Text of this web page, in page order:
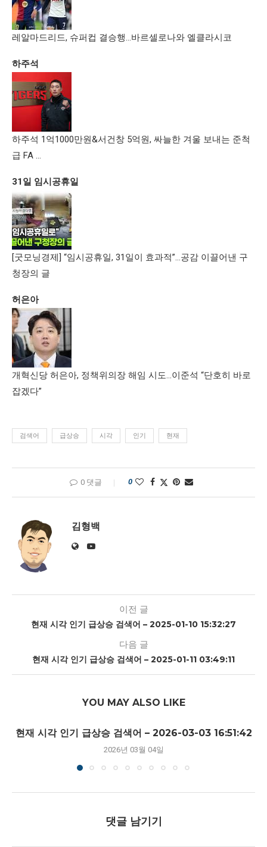
레알마드리드, 슈퍼컵 결승행…바르셀로나와 엘클라시코
하주석
하주석 1억1000만원&서건창 5억원, 싸늘한 겨울 보내는 준척
급 FA …
31일 임시공휴일
[굿모닝경제] “임시공휴일, 31일이 효과적”…공감 이끌어낸 구
청장의 글
허은아
개혁신당 허은아, 정책위의장 해임 시도…이준석 “단호히 바로
잡겠다”
검색어 급상승 시각 인기 현재
0 댓글 0
김형백
이전 글
현재 시각 인기 급상승 검색어 – 2025-01-10 15:32:27
다음 글
현재 시각 인기 급상승 검색어 – 2025-01-11 03:49:11
YOU MAY ALSO LIKE
현재 시각 인기 급상승 검색어 – 2026-03-03 16:51:42
2026년 03월 04일
댓글 남기기